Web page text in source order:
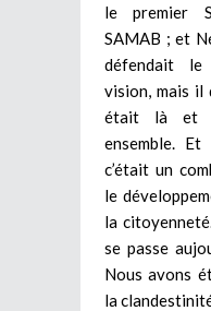
le premier
SAMAB ; et
défendait
vision, mais il
était là et
ensemble. Et
c’était un
le
la
se passe
Nous avons
la